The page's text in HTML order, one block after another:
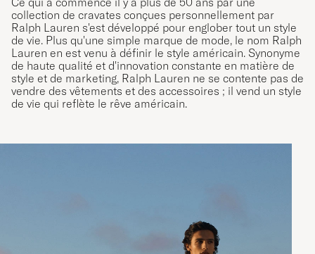
collection de cravates conçues personnellement par
Ralph Lauren s'est développé pour englober tout un style
de vie. Plus qu'une simple marque de mode, le nom Ralph
Lauren en est venu à définir le style américain. Synonyme
de haute qualité et d'innovation constante en matière de
style et de marketing, Ralph Lauren ne se contente pas de
vendre des vêtements et des accessoires ; il vend un style
de vie qui reflète le rêve américain.